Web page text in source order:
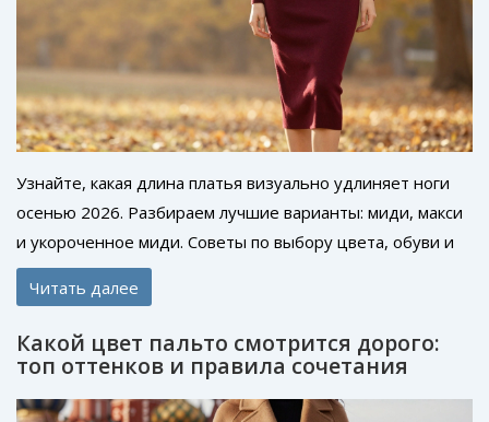
Узнайте, какая длина платья визуально удлиняет ноги
осенью 2026. Разбираем лучшие варианты: миди, макси
и укороченное миди. Советы по выбору цвета, обуви и
фасонов для идеального силуэта.
Читать далее
Какой цвет пальто смотрится дорого:
топ оттенков и правила сочетания